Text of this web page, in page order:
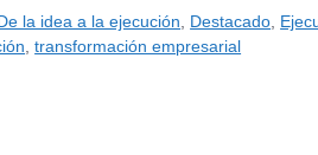
la idea a la ejecución Destacado
,transformación empresarial